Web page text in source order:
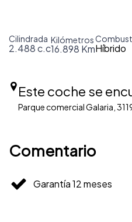
Cilindrada
2.488 c.c
Kilómetros
16.898 KmHíbrido
Este coche se
Parque comercial Galaria,
Comentario
Garantía 12 meses